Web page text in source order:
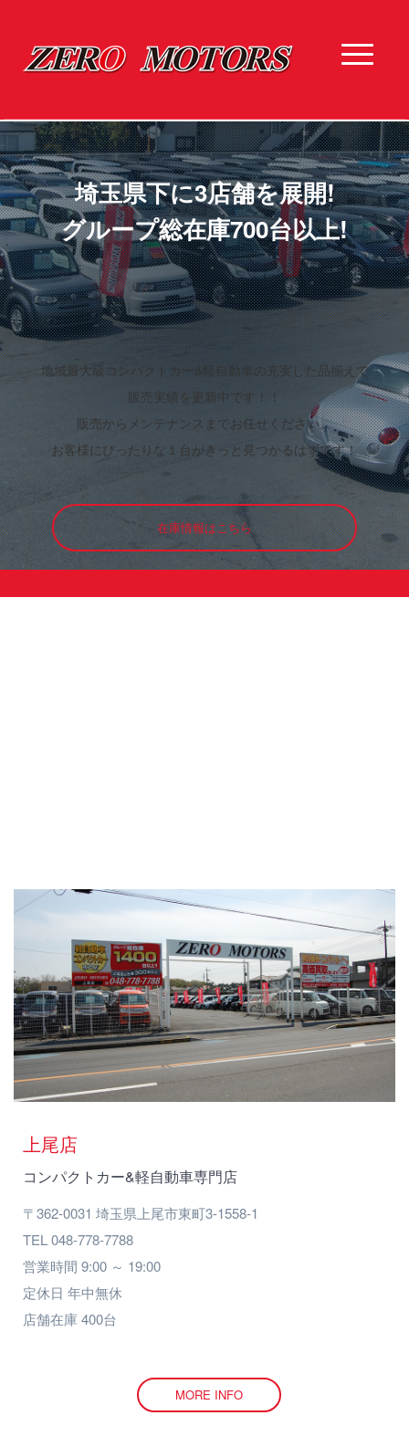
埼玉県下に3店舗を展開!
グループ総在庫700台以上!
地域最大級コンパクトカー&軽自動車の充実した品揃えで
販売実績を更新中です！！
販売からメンテナンスまでお任せください。
お客様にぴったりな１台がきっと見つかるはずです！
在庫情報はこちら
上尾店
コンパクトカー&軽自動車専門店
〒362-0031 埼玉県上尾市東町3-1558-1
TEL 048-778-7788
営業時間 9:00 ～ 19:00
定休日 年中無休
店舗在庫 400台
MORE INFO